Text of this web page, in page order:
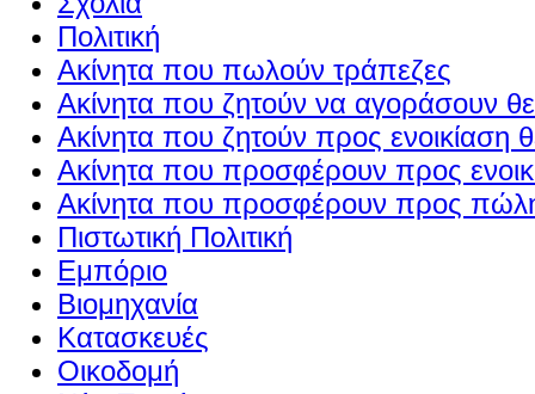
Πολιτική
Ακίνητα που πωλούν τράπεζες
Ακίνητα που ζητούν να αγοράσουν
Ακίνητα που ζητούν προς ενοικίαση
Ακίνητα που προσφέρουν προς
Ακίνητα που προσφέρουν προς
Πιστωτική Πολιτική
Εμπόριο
Βιομηχανία
Κατασκευές
Οικοδομή